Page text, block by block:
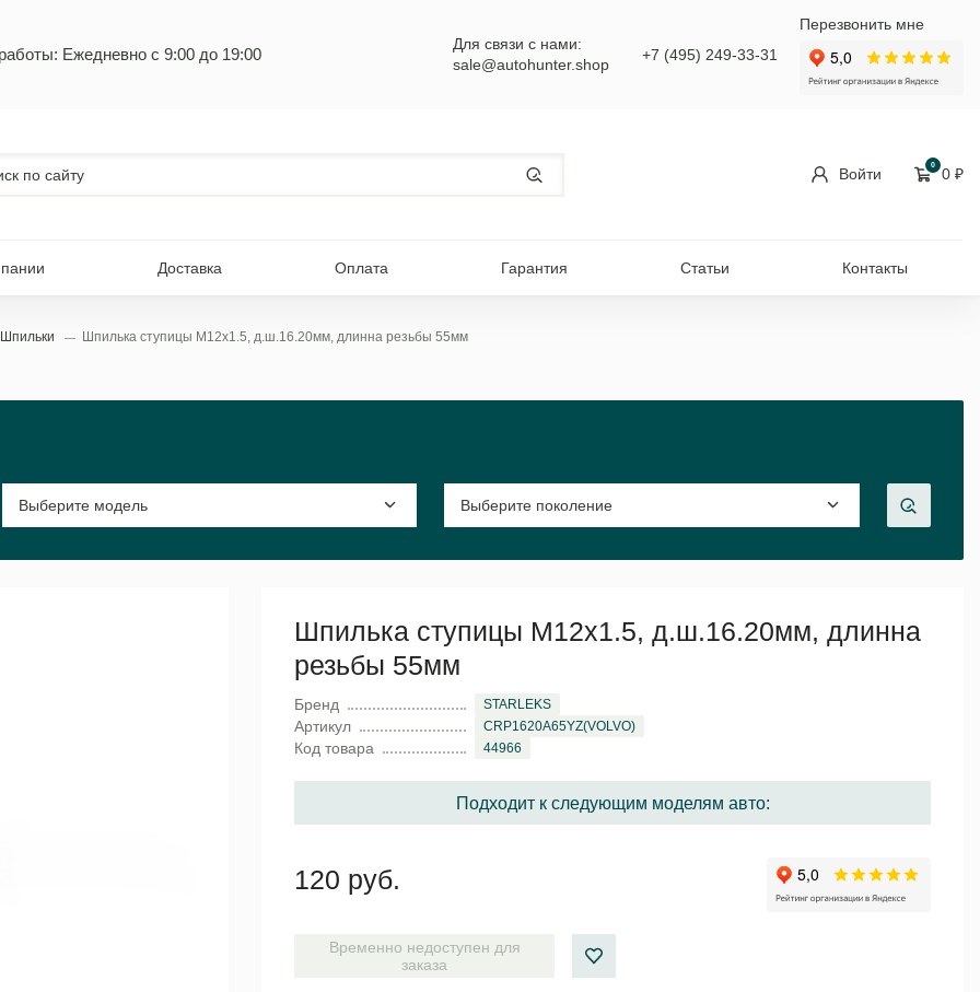
Ежедневно с 9:00 до 19:00
Для связи с нами:
sale@autohunter.shop
+7 (495) 249-33-31
Перезвонить мне
Войти
0
0 ₽
Доставка Оплата Гарантия Статьи Контакты
Шпильки Шпилька ступицы М12х1.5, д.ш.16.20мм, длинна резьбы 55мм
Шпилька ступицы М12х1.5, д.ш.16.20мм, длинна
резьбы 55мм
Бренд STARLEKS
Артикул CRP1620A65YZ(VOLVO)
Код товара 44966
Подходит к следующим моделям авто:
120 руб.
Временно недоступен для
заказа